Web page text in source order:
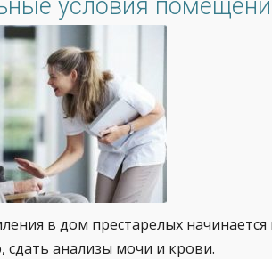
условия
в дом престарелых
анализы мочи и крови.